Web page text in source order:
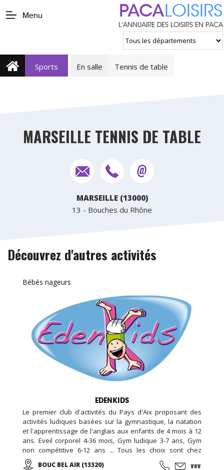
Menu PACALOISIRS
L'ANNUAIRE DES LOISIRS EN PACA
Sports En salle Tennis de table
MARSEILLE TENNIS DE TABLE
MARSEILLE (13000)
13 - Bouches du Rhône
Découvrez d'autres activités
Bébés nageurs
EDENKIDS
Le premier club d'activités du Pays d'Aix proposant des
activités ludiques basées sur la gymnastique, la natation
et l'apprentissage de l'anglais aux enfants de 4 mois à 12
ans. Eveil corporel 4-36 mois, Gym ludique 3-7 ans, Gym
non compétitive 6-12 ans ... Tous les choix sont chez
EDENKIDS !
BOUC BEL AIR (13320)